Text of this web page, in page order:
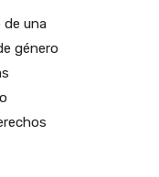
de una
género